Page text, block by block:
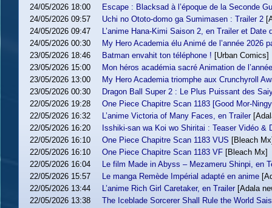
24/05/2026 18:00
Escape : Blacksad à l’époque de la Seconde
24/05/2026 09:57
Uchi no Ototo-domo ga Sumimasen : Trailer 2
24/05/2026 09:47
L’anime Hana-Kimi Saison 2, en Trailer et Date
24/05/2026 00:30
My Hero Academia élu Animé de l’année 2026
23/05/2026 18:46
Batman envahit ton téléphone ! [Urban Comics]
23/05/2026 15:00
Mon héros académia sacré Animation de
23/05/2026 13:00
My Hero Academia triomphe aux Crunchyroll
23/05/2026 00:30
Dragon Ball Super 2 : Le Plus Puissant des
22/05/2026 19:28
One Piece Chapitre Scan 1183 [Good Mor-
22/05/2026 16:32
L’anime Victoria of Many Faces, en Trailer
22/05/2026 16:20
Isshiki-san wa Koi wo Shiritai : Teaser Vidéo &
22/05/2026 16:10
One Piece Chapitre Scan 1183 VUS [Bleach
22/05/2026 16:10
One Piece Chapitre Scan 1183 VF [Bleach Mx]
22/05/2026 16:04
Le film Made in Abyss – Mezameru Shinpi, en
22/05/2026 15:57
Le manga Remède Impérial adapté en anime
22/05/2026 13:44
L’anime Rich Girl Caretaker, en Trailer [Adala
22/05/2026 13:38
The Iceblade Sorcerer Shall Rule the World